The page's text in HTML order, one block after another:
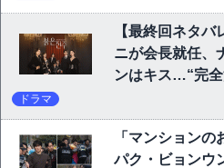
【最終回ネタ
ニが会長就任、
ンはキス…“完
ドラマ
「マンションの
パク・ビョンウ